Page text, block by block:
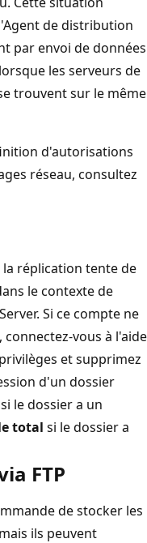
de distribution
par envoi de données
les serveurs de
trouvent sur le même
d'autorisations
réseau, consultez
réplication tente de
le contexte de
Si ce compte ne
vous à l'aide
et supprimez
d'un dossier
si le dossier a un
total si le dossier a
FTP
de stocker les
ils peuvent